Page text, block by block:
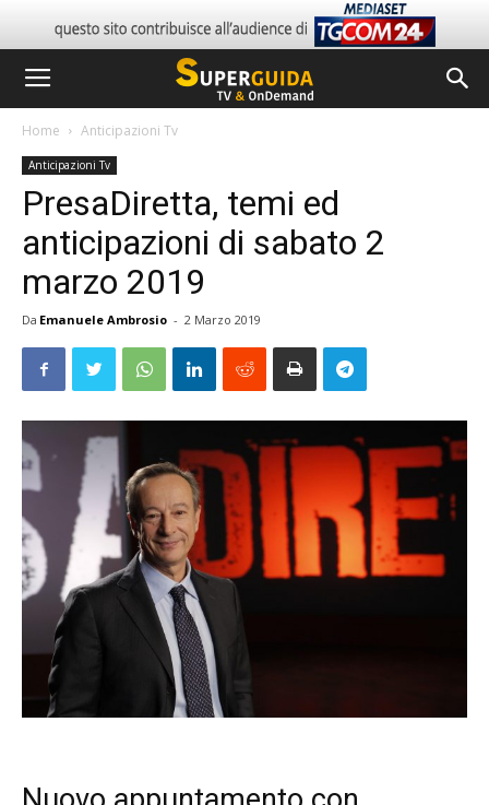
Home Anticipazioni Tv
Anticipazioni Tv
PresaDiretta, temi ed
anticipazioni di sabato 2
marzo 2019
Da Emanuele Ambrosio - 2 Marzo 2019